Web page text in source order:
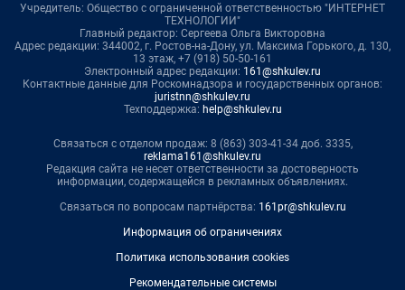
Учредитель: Общество с ограниченной ответственностью "ИНТЕРНЕТ
ТЕХНОЛОГИИ"
Главный редактор: Сергеева Ольга Викторовна
Адрес редакции: 344002, г. Ростов-на-Дону, ул. Максима Горького, д. 130,
13 этаж, +7 (918) 50-50-161
Электронный адрес редакции: 161@shkulev.ru
Контактные данные для Роскомнадзора и государственных органов:
juristnn@shkulev.ru
Техподдержка: help@shkulev.ru
Связаться с отделом продаж: 8 (863) 303-41-34 доб. 3335,
reklama161@shkulev.ru
Редакция сайта не несет ответственности за достоверность
информации, содержащейся в рекламных объявлениях.
Связаться по вопросам партнёрства: 161pr@shkulev.ru
Информация об ограничениях
Политика использования cookies
Рекомендательные системы